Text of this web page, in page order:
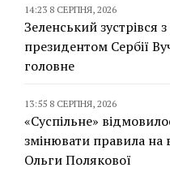
14:23 8 СЕРПНЯ, 2026
Зеленський зустрівся з
президентом Сербії
головне
13:55 8 СЕРПНЯ, 2026
«Суспільне»
змінювати правила на
Ольги Полякової